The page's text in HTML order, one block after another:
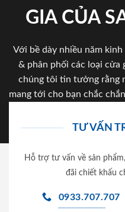
GIA CỦA
Với bề dày nhiều năm
& phân phối các loại cửa
chúng tôi tin tưởng rằng
mang tới cho bạn chắc
TƯ VẤN
Hỗ trợ tư vấn về sản
đãi chiết khấu
0933.707.707